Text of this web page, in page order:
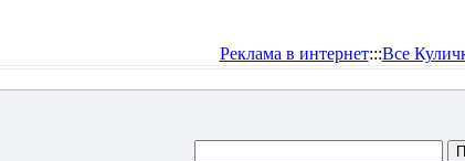
Реклама в интернет:::Все